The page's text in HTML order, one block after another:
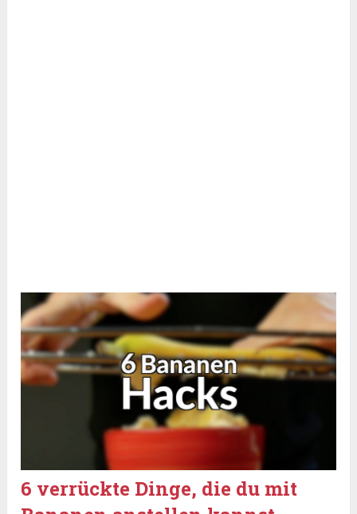
6 verrückte Dinge, die du mit